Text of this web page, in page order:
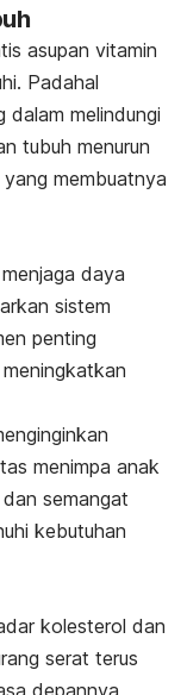
asupan vitamin
Padahal
dalam melindungi
tubuh menurun
membuatnya
daya
sistem
penting
menimpa anak
semangat
kebutuhan
kolesterol dan
serat terus
depannya,